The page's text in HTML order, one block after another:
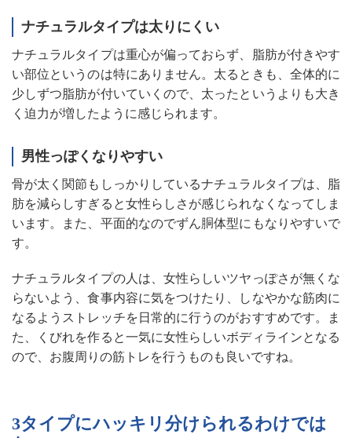
ナチュラルタイプは太りにくい
ナチュラルタイプは重心が偏っておらず、脂肪が付きやす
い部位というのは特にありません。太るときも、全体的に
少しずつ脂肪が付いていくので、太ったというよりも大き
く迫力が増したように感じられます。
男性っぽくなりやすい
骨が太く関節もしっかりしているナチュラルタイプは、脂
肪を減らしすぎると女性らしさが感じられなくなってしま
います。また、平面的なのでずん胴体型にもなりやすいで
す。
ナチュラルタイプの人は、女性らしいツヤっぽさが無くな
らないよう、食事内容に気をつけたり、しなやかな筋肉に
なるようストレッチを日常的に行うのがおすすめです。ま
た、くびれを作ると一気に女性らしいボディラインとなる
ので、お腹周りの筋トレを行うものも良いですね。
3タイプにハッキリ分けられるわけでは